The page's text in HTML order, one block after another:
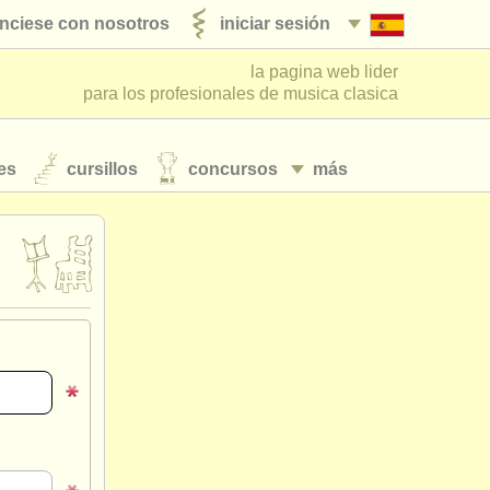
iniciar sesión
con nosotros
la pagina web lider
para los profesionales de musica clasica
más
cursillos concursos